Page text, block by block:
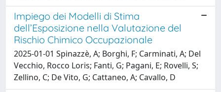
Impiego dei Modelli di Stima
dell’Esposizione nella Valutazione del
Rischio Chimico Occupazionale
2025-01-01 Spinazzè, A; Borghi, F; Carminati, A; Del
Vecchio, Rocco Loris; Fanti, G; Pagani, E; Rovelli, S;
Zellino, C; De Vito, G; Cattaneo, A; Cavallo, D